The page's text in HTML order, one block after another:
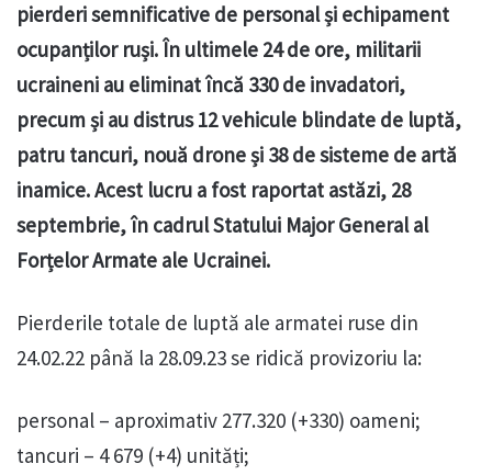
pierderi semnificative de personal și echipament
ocupanților ruși. În ultimele 24 de ore, militarii
ucraineni au eliminat încă 330 de invadatori,
precum și au distrus 12 vehicule blindate de luptă,
patru tancuri, nouă drone și 38 de sisteme de artă
inamice. Acest lucru a fost raportat astăzi, 28
septembrie, în cadrul Statului Major General al
Forțelor Armate ale Ucrainei.
Pierderile totale de luptă ale armatei ruse din
24.02.22 până la 28.09.23 se ridică provizoriu la:
personal – aproximativ 277.320 (+330) oameni;
tancuri – 4 679 (+4) unități;